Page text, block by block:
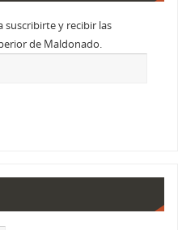
y recibir las
de Maldonado.